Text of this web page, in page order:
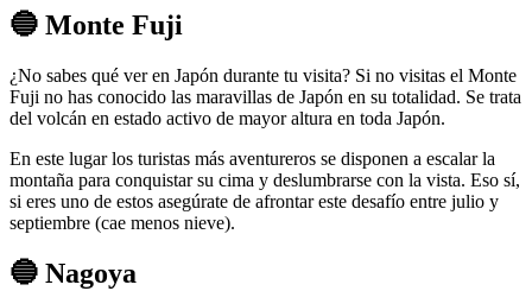
🔵 Monte Fuji
¿No sabes qué ver en Japón durante tu visita? Si no visitas el Monte
Fuji no has conocido las maravillas de Japón en su totalidad. Se trata
del volcán en estado activo de mayor altura en toda Japón.
En este lugar los turistas más aventureros se disponen a escalar la
montaña para conquistar su cima y deslumbrarse con la vista. Eso sí,
si eres uno de estos asegúrate de afrontar este desafío entre julio y
septiembre (cae menos nieve).
🔵 Nagoya